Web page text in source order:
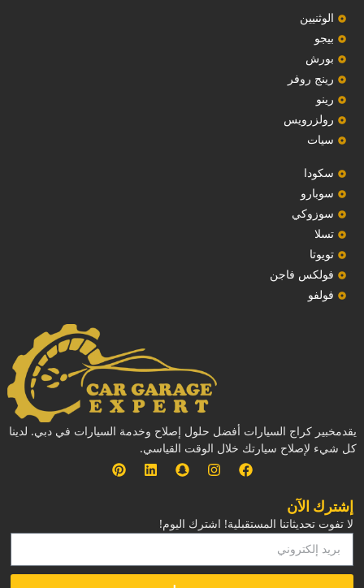
‏الوثنيين‏
بيجو
بورش
رينج روفر
رينو
رولزرويس
سيات
سكودا
‏سوبارو‏
سوزوكي
تسلا
تويوتا
فولكس فاجن
فولفو
يقدمخبير كراج السيارات أفضل حلول إصلاح وخدمة السيارات في دبي. لدينا
كل شيء لإصلاح سيارتك خلال الوقت القياسي.
إشترك الآن
لا تفوت تحديثاتنا المستقبلية! اشترك اليوم!